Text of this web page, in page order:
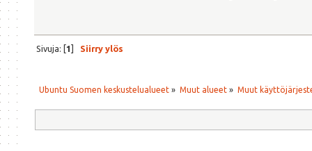
Sivuja: [1] Siirry ylös
Ubuntu Suomen keskustelualueet » Muut alueet» Muut